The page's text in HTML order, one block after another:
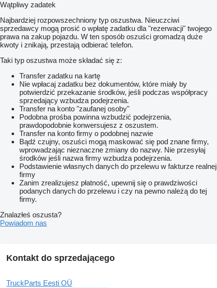
Wątpliwy zadatek
Najbardziej rozpowszechniony typ oszustwa. Nieuczciwi
sprzedawcy mogą prosić o wpłatę zadatku dla "rezerwacji" twojego
prawa na zakup pojazdu. W ten sposób oszuści gromadzą duże
kwoty i znikają, przestają odbierać telefon.
Taki typ oszustwa może składać się z:
Transfer zadatku na kartę
Nie wpłacaj zadatku bez dokumentów, które miały by
potwierdzić przekazanie środków, jeśli podczas współpracy
sprzedający wzbudza podejrzenia.
Transfer na konto "zaufanej osoby"
Podobna prośba powinna wzbudzić podejrzenia,
prawdopodobnie konwersujesz z oszustem.
Transfer na konto firmy o podobnej nazwie
Bądź czujny, oszuści mogą maskować się pod znane firmy,
wprowadzając nieznaczne zmiany do nazwy. Nie przesyłaj
środków jeśli nazwa firmy wzbudza podejrzenia.
Podstawienie własnych danych do przelewu w fakturze realnej
firmy
Zanim zrealizujesz płatność, upewnij się o prawdziwości
podanych danych do przelewu i czy na pewno należą do tej
firmy.
Znalazłeś oszusta?
Powiadom nas
Kontakt do sprzedającego
TruckParts Eesti OÜ